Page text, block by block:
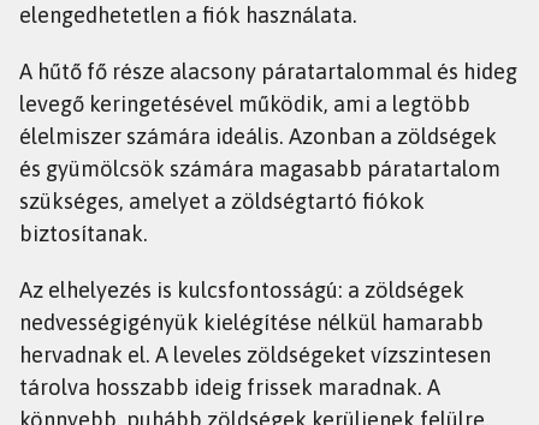
elengedhetetlen a fiók használata.
A hűtő fő része alacsony páratartalommal és hideg
levegő keringetésével működik, ami a legtöbb
élelmiszer számára ideális. Azonban a zöldségek
és gyümölcsök számára magasabb páratartalom
szükséges, amelyet a zöldségtartó fiókok
biztosítanak.
Az elhelyezés is kulcsfontosságú: a zöldségek
nedvességigényük kielégítése nélkül hamarabb
hervadnak el. A leveles zöldségeket vízszintesen
tárolva hosszabb ideig frissek maradnak. A
könnyebb, puhább zöldségek kerüljenek felülre,